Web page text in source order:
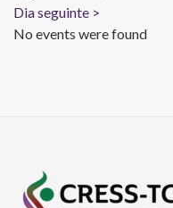
Dia seguinte >
No events were found